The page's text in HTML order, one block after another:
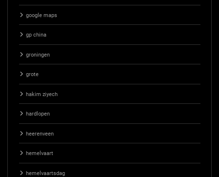
google maps
gp china
groningen
grote
hakim ziyech
hardlopen
heerenveen
hemelvaart
hemelvaartsdag